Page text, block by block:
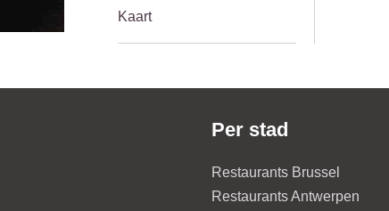
Kaart
Per stad
Restaurants Brussel
Restaurants Antwerpen